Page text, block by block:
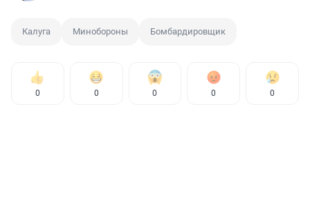
Калуга Минобороны Бомбардировщик
0 0 0 0 0